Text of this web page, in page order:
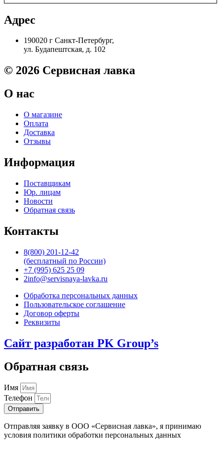
Товары для заправки
MX-
312GV
Sharp
Original
Адрес
190020 г Санкт-Петербург,
ул. Будапештская, д. 102
© 2026 Сервисная лавка
О нас
О магазине
Оплата
Доставка
Отзывы
Информация
Поставщикам
Юр. лицам
Новости
Обратная связь
Контакты
8(800) 201-12-42
(бесплатный по России)
+7 (995) 625 25 09
2info@servisnaya-lavka.ru
Обработка персональных данных
Пользовательское соглашение
Договор оферты
Реквизиты
Сайт разработан PK Group’s
Обратная связь
Имя
Телефон
Отправить
Отправляя заявку в ООО «Сервисная лавка», я принимаю
условия политики обработки персональных данных